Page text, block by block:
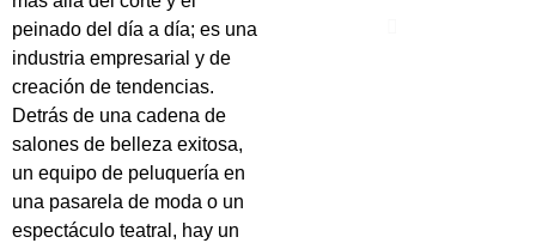
peinado del día a día; es una
industria empresarial y de
creación de tendencias.
Detrás de una cadena de
salones de belleza exitosa,
un equipo de peluquería en
una pasarela de moda o un
espectáculo teatral, hay un